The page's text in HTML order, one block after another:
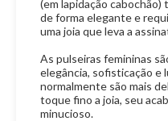
(em lapidação cabochão)
de forma elegante e
uma joia que leva a
As pulseiras femininas
elegância, sofisticação e
normalmente são mais
toque fino a joia, seu
minucioso.